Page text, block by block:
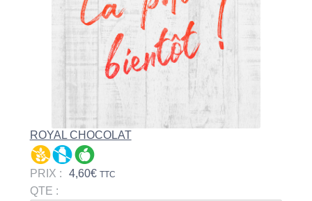
ROYAL CHOCOLAT
PRIX : 4,60€ TTC
QTE :